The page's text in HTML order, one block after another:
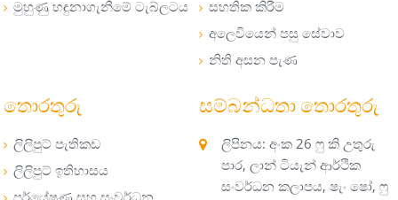
මුහුණු හඳුනාගැනීමේ ටැබ්ලටය
සහතික කිරීම
අලෙවියෙන් පසු සේවාව
නිති අසන පැණ
තොරතුරු
ලිලිපුට් පැතිකඩ
ලිලිපුට් ඉතිහාසය
සම්බන්ධතා තොරතුරු
ලිපිනය: අංක 26 ෆු කි උතුරු
පාර, ලාන් ටියැන් ආර්ථික
සංවර්ධන කලාපය, ෂැං ෂෝ, ෆු